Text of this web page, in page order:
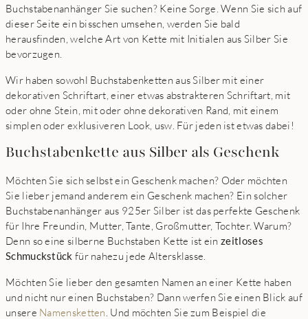
Buchstabenanhänger Sie suchen? Keine Sorge. Wenn Sie sich auf
dieser Seite ein bisschen umsehen, werden Sie bald
herausfinden, welche Art von Kette mit Initialen aus Silber Sie
bevorzugen.
Wir haben sowohl Buchstabenketten aus Silber mit einer
dekorativen Schriftart, einer etwas abstrakteren Schriftart, mit
oder ohne Stein, mit oder ohne dekorativen Rand, mit einem
simplen oder exklusiveren Look, usw. Für jeden ist etwas dabei!
Buchstabenkette aus Silber als Geschenk
Möchten Sie sich selbst ein Geschenk machen? Oder möchten
Sie lieber jemand anderem ein Geschenk machen? Ein solcher
Buchstabenanhänger aus 925er Silber ist das perfekte Geschenk
für Ihre Freundin, Mutter, Tante, Großmutter, Tochter. Warum?
Denn so eine silberne Buchstaben Kette ist einzeitloses
Schmuckstück für nahezu jede Altersklasse.
Möchten Sie lieber den gesamten Namen an einer Kette haben
und nicht nur einen Buchstaben? Dann werfen Sie einen Blick auf
unsere Namensketten . Und möchten Sie zum Beispiel die